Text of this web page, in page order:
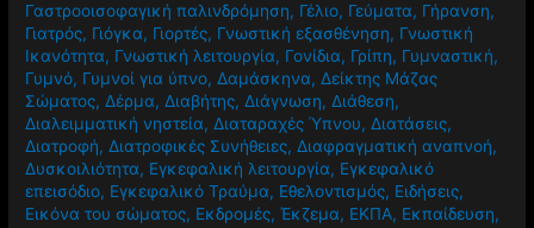
Γαστροοισοφαγική παλινδρόμηση, Γέλιο, Γεύματα, Γήρανση,
Γιατρός, Γιόγκα, Γιορτές, Γνωστική εξασθένηση, Γνωστική
Ικανότητα, Γνωστική λειτουργία, Γονίδια, Γρίπη, Γυμναστική,
Γυμνό, Γυμνοί για ύπνο, Δαμάσκηνα, Δείκτης Μάζας
Σώματος, Δέρμα, Διαβήτης, Διάγνωση, Διάθεση,
Διαλειμματική νηστεία, Διαταραχές Ύπνου, Διατάσεις,
Διατροφή, Διατροφικές Συνήθειες, Διαφραγματική αναπνοή,
Δυσκοιλιότητα, Εγκεφαλική λειτουργία, Εγκεφαλικό
επεισόδιο, Εγκεφαλικό Τραύμα, Εθελοντισμός, Ειδήσεις,
Εικόνα του σώματος, Εκδρομές,Έκζεμα, ΕΚΠΑ, Εκπαίδευση,